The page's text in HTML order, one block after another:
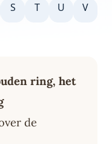
S T U
V
ring, het
de